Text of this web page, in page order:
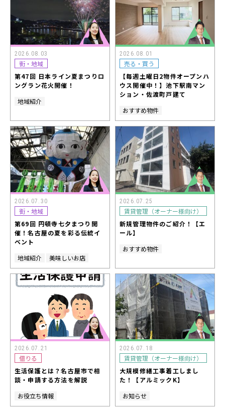
2026.08.03
街・地域
第47回 日本ライン夏まつりロ
ングラン花火開催！
地域紹介
2026.08.01
売る・買う
【毎週土曜日2物件オープンハ
ウス開催中！】池下駅南マン
ション・佐渡町戸建て
おすすめ物件
2026.07.30
街・地域
第69回 円頓寺七夕まつり開
催！名古屋の夏を彩る伝統イ
ベント
地域紹介
美味しいお店
2026.07.25
賃貸管理（オーナー様向け）
新規管理物件のご紹介！【エ
ール】
おすすめ物件
2026.07.21
借りる
生活保護とは？名古屋市で相
談・申請する方法を解説
お役立ち情報
2026.07.18
賃貸管理（オーナー様向け）
大規模修繕工事着工しまし
た！【アルミックK】
お知らせ